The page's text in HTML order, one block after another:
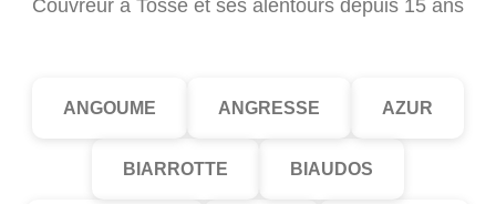
Couvreur à Tosse et ses alentours depuis 15 ans
ANGOUME ANGRESSE AZUR
BIARROTTE BIAUDOS